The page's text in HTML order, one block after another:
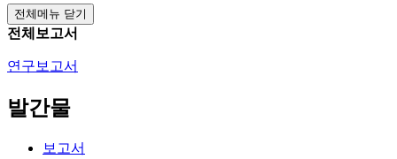
전체메뉴 닫기
전체보고서
연구보고서
발간물
보고서